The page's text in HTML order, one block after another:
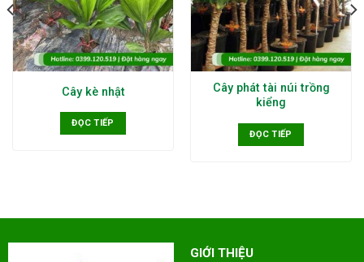
Cây kè nhật
ĐỌC TIẾP
Cây phát tài núi trồng
kiểng
ĐỌC TIẾP
GIỚI THIỆU